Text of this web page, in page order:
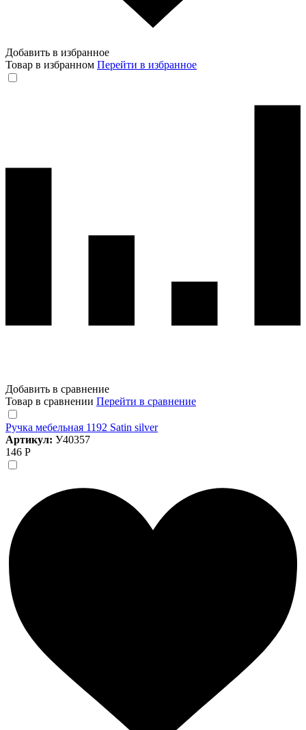
Добавить в избранное
Товар в избранном Перейти в избранное
Добавить в сравнение
Товар в сравнении Перейти в сравнение
Ручка мебельная 1192 Satin silver
Артикул: У40357
146 Р